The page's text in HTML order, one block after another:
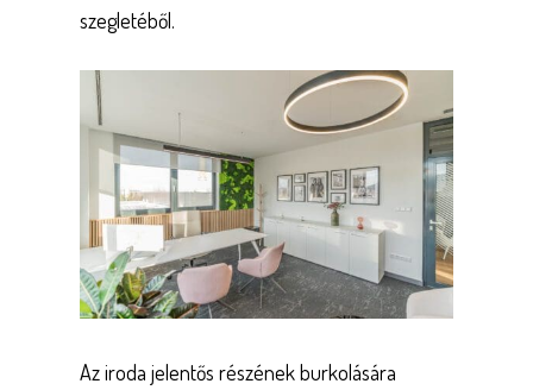
szegletéből.
Az iroda jelentős részének burkolására